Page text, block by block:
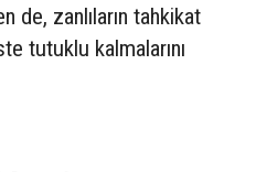
de, zanlıların tahkikat
tutuklu kalmalarını